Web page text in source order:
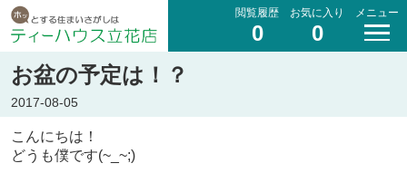
閲覧履歴
0
お気に入り
0
メニュー
お盆の予定は！？
2017-08-05
こんにちは！
どうも僕です(~_~;)